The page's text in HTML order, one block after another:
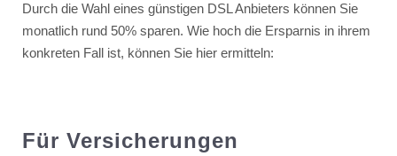
Durch die Wahl eines günstigen DSL Anbieters können Sie
monatlich rund 50% sparen. Wie hoch die Ersparnis in ihrem
konkreten Fall ist, können Sie hier ermitteln:
Für Versicherungen